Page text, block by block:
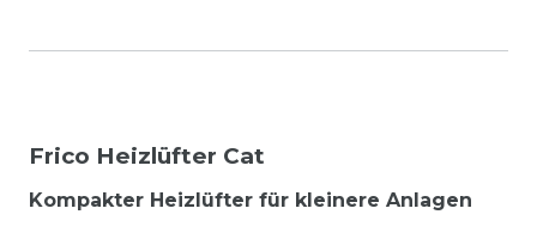
Frico Heizlüfter Cat
Kompakter Heizlüfter für kleinere Anlagen